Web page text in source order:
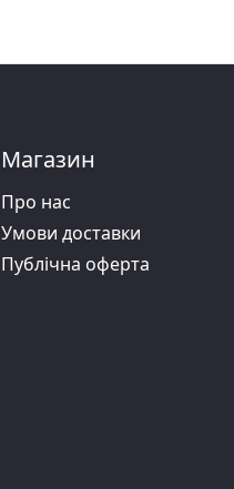
Магазин
Про нас
Умови доставки
Публiчна оферта